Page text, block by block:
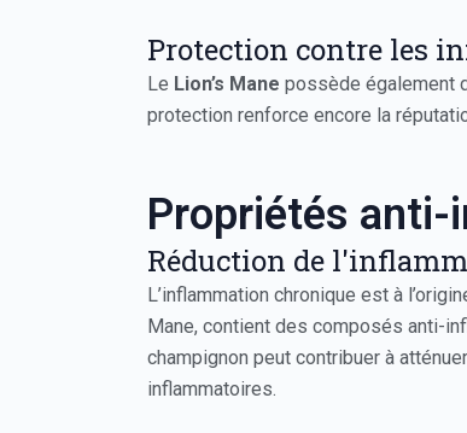
Protection contre les
Le Lion’s Mane possède également
protection renforce encore la
Propriétés
Réduction de
L’inflammation chronique est à
Mane, contient des composés anti-
champignon peut contribuer à
inflammatoires.